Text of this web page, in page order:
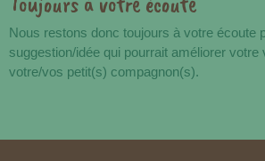
Nous restons donc toujours à votre écoute
suggestion/idée qui pourrait améliorer votre
votre/vos petit(s) compagnon(s).